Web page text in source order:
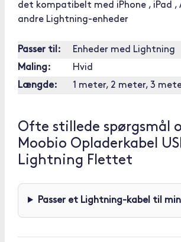
det kompatibelt med iPhone , iPad ,
andre Lightning-enheder
Passer til:
Enheder med Lightning
Maling:
Hvid
Længde:
1 meter, 2 meter, 3
Ofte stillede spørgsmål
Moobio Opladerkabel
Lightning Flettet
Passer et Lightning-kabel til